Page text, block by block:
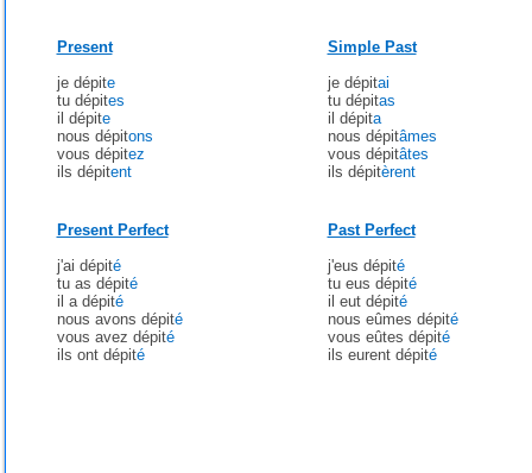
Present
je dépite
tu dépites
il dépite
nous dépitons
vous dépitez
ils dépitent
Simple Past
je dépitai
tu dépitas
il dépita
nous dépitâmes
vous dépitâtes
ils dépitèrent
Present Perfect
j'ai dépité
tu as dépité
il a dépité
nous avons dépité
vous avez dépité
ils ont dépité
Past Perfect
j'eus dépité
tu eus dépité
il eut dépité
nous eûmes dépité
vous eûtes dépité
ils eurent dépité